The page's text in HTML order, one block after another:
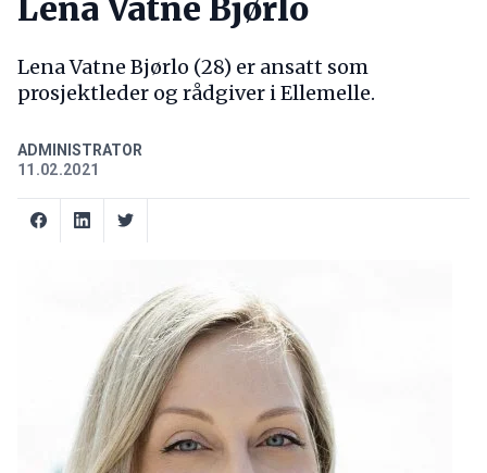
Lena Vatne Bjørlo
Lena Vatne Bjørlo (28) er ansatt som
prosjektleder og rådgiver i Ellemelle.
ADMINISTRATOR
11.02.2021